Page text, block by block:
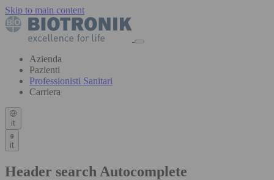
Skip to main content
Azienda
Pazienti
Professionisti Sanitari
Carriera
it
it
Header search Autocomplete